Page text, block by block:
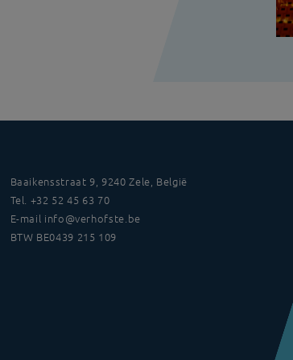
Baaikensstraat 9, 9240 Zele, België
Tel. +32 52 45 63 70
E-mail info@verhofste.be
BTW BE0439 215 109